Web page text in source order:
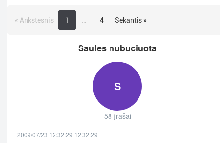
« Ankstesnis 1 4 Sekantis »
Saules nubuciuota
S
58 įrašai
2009/07/23 12:32:29 12:32:29